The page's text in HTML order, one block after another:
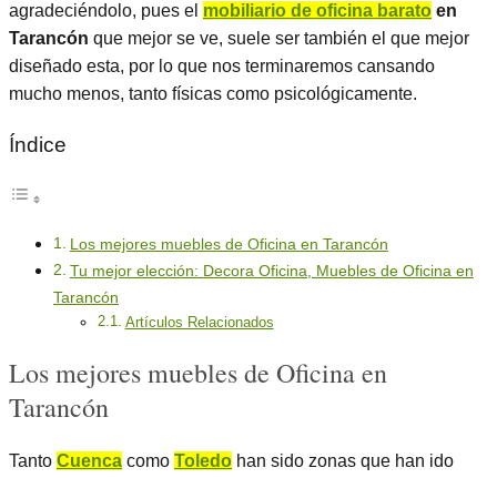
agradeciéndolo, pues el mobiliario de oficina barato en
Tarancón que mejor se ve, suele ser también el que mejor
diseñado esta, por lo que nos terminaremos cansando
mucho menos, tanto físicas como psicológicamente.
Índice
Los mejores muebles de Oficina en Tarancón
Tu mejor elección: Decora Oficina, Muebles de Oficina en
Tarancón
Artículos Relacionados
Los mejores muebles de Oficina en
Tarancón
Tanto Cuenca como Toledo han sido zonas que han ido